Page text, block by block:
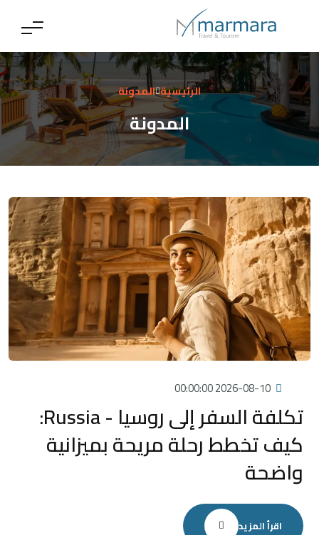
الرئيسية المدونة
المدونة
2026-08-10 00:00:00
تكلفة السفر إلى روسيا - Russia:
كيف تخطط رحلة مريحة بميزانية
واضحة
اقرأ المزيد